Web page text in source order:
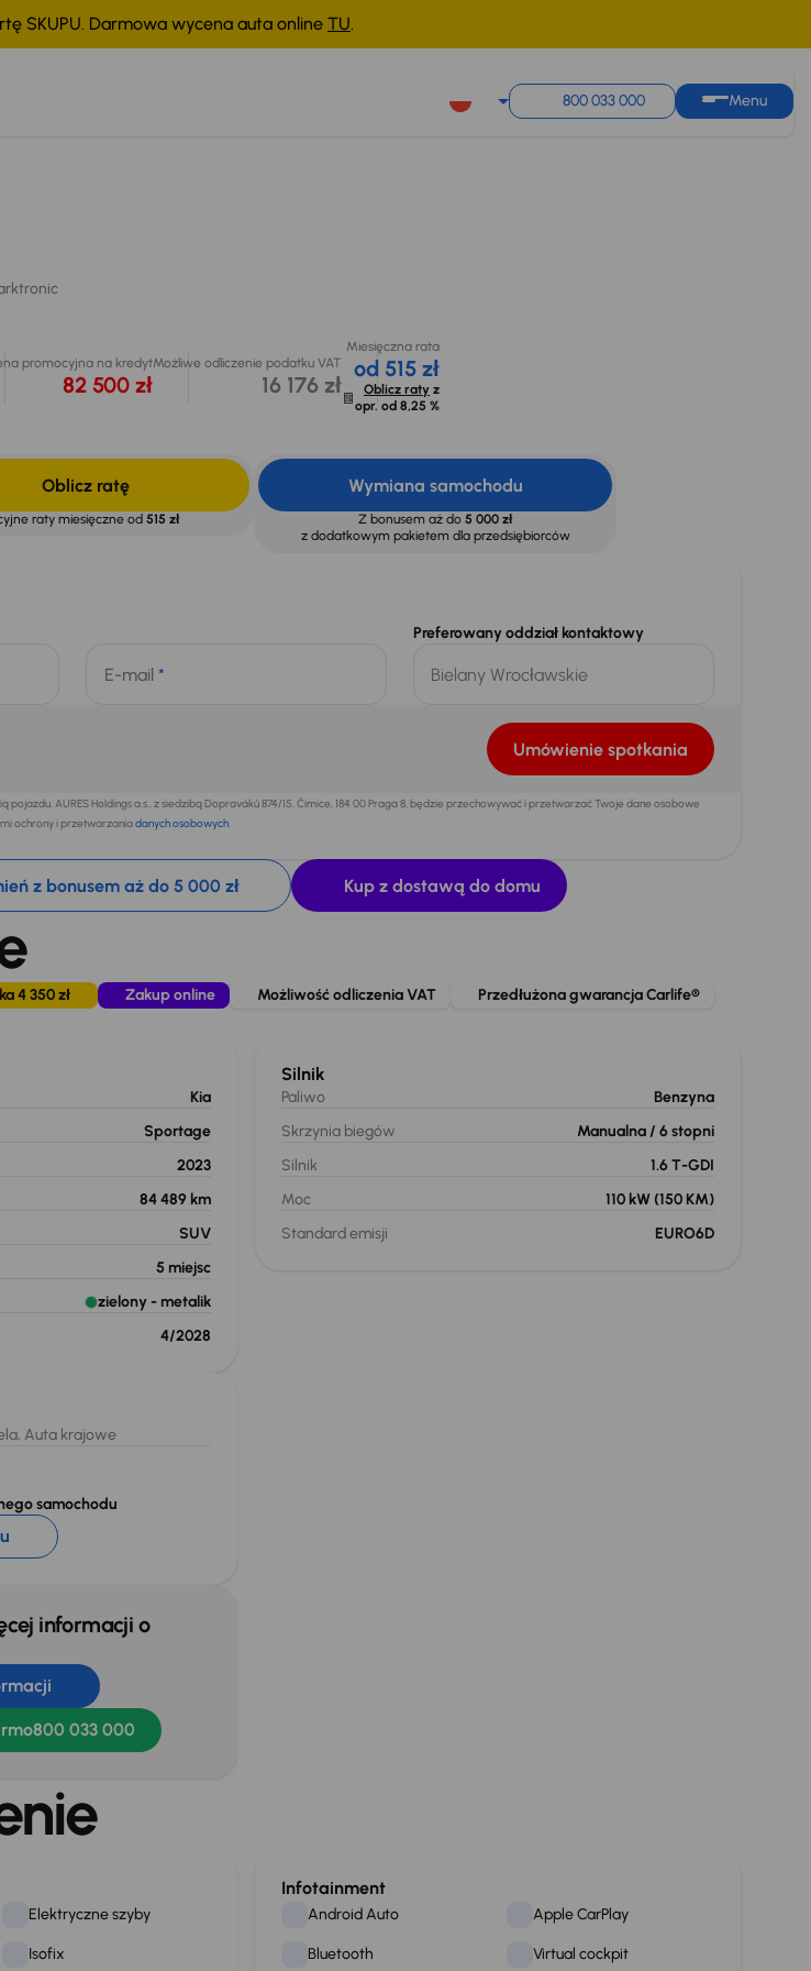
SKUPU. Darmowa wycena auta online TU.
800 033 000 Menu
promocyjna na kredyt
82 500 zł
Możliwe odliczenie podatku VAT
16 176 zł
Miesięczna rata
od 515 zł
Oblicz raty z
opr. od 8,25 %
Oblicz ratę
raty miesięczne od 515 zł
Wymiana samochodu
Z bonusem aż do 5 000 zł
z dodatkowym pakietem dla przedsiębiorców
E-mail *
Preferowany oddział kontaktowy
Umówienie spotkania
AURES Holdings a.s., z siedzibą Dopraváků 874/15, Čimice, 184 00 Praga 8, będzie przechowywać i przetwarzać Twoje dane osobowe
ochrony i przetwarzaniadanych osobowych.
z bonusem aż do 5 000 zł Kup z dostawą do domu
4 350 zł Zakup online Możliwość odliczenia VAT Przedłużona gwarancja Carlife®
Kia
Sportage
2023
84 489 km
SUV
5 miejsc
zielony - metalik
4/2028
Auta krajowe
samochodu
informacji o
800 033 000
Silnik
Paliwo
Benzyna
Skrzynia biegów
Manualna / 6 stopni
Silnik
1.6 T-GDI
Moc
110 kW (150 KM)
Standard emisji
EURO6D
Elektryczne szyby
Isofix
Infotainment
Android Auto Apple CarPlay
Bluetooth Virtual cockpit